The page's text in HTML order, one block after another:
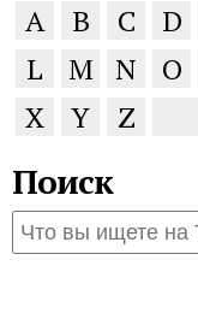
A B C D
L
M N O
X
Y Z
Поиск